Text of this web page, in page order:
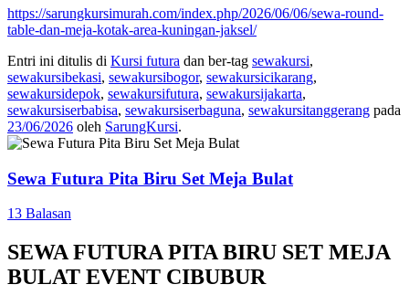
https://sarungkursimurah.com/index.php/2026/06/06/sewa-round-
table-dan-meja-kotak-area-kuningan-jaksel/
Entri ini ditulis di Kursi futura dan ber-tag sewakursi,
sewakursibekasi, sewakursibogor, sewakursicikarang,
sewakursidepok, sewakursifutura, sewakursijakarta,
sewakursiserbabisa, sewakursiserbaguna, sewakursitanggerang pada
23/06/2026 oleh SarungKursi.
Sewa Futura Pita Biru Set Meja Bulat
13 Balasan
SEWA FUTURA PITA BIRU SET MEJA
BULAT EVENT CIBUBUR